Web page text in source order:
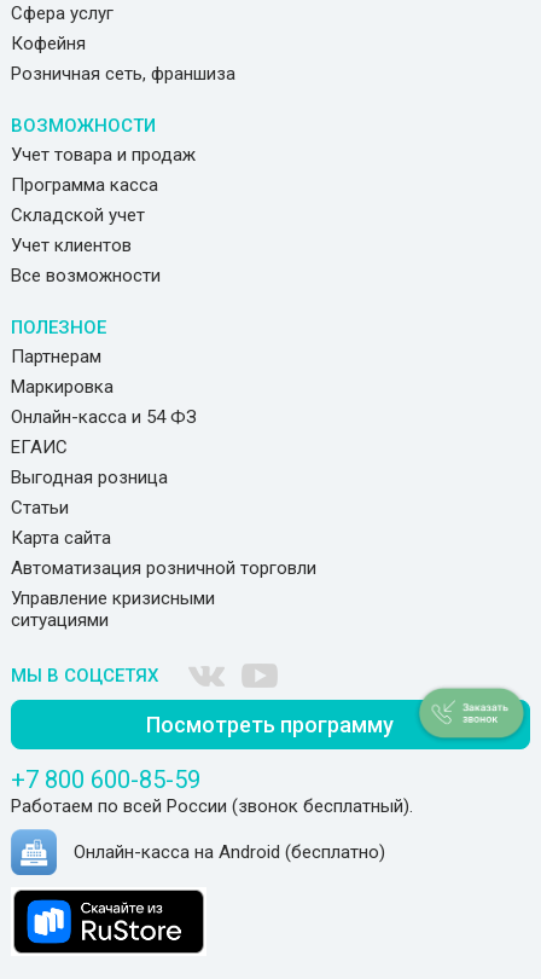
Сфера услуг
Кофейня
Розничная сеть, франшиза
ВОЗМОЖНОСТИ
Учет товара и продаж
Программа касса
Складской учет
Учет клиентов
Все возможности
ПОЛЕЗНОЕ
Партнерам
Маркировка
Онлайн-касса и 54 ФЗ
ЕГАИС
Выгодная розница
Статьи
Карта сайта
Автоматизация розничной торговли
Управление кризисными
ситуациями
МЫ В СОЦСЕТЯХ
Посмотреть программу
+7 800 600-85-59
Работаем по всей России (звонок бесплатный).
Онлайн-касса на Android (бесплатно)